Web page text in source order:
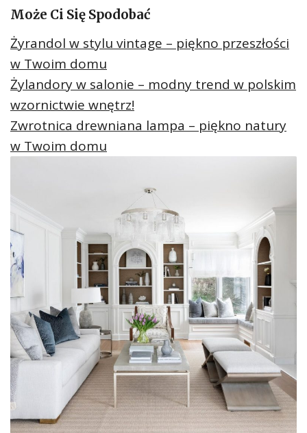
Może Ci Się Spodobać
Żyrandol w stylu vintage – piękno przeszłości
w Twoim domu
Żylandory w salonie – modny trend w polskim
wzornictwie wnętrz!
Zwrotnica drewniana lampa – piękno natury
w Twoim domu